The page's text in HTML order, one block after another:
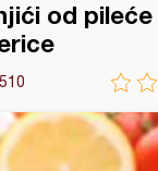
od pileće